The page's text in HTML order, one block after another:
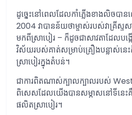
ដូច្នេះនៅពេលដែលកាំភ្លើងខាងលិចបាន
2004 វាបានន័យថាម្ចាស់របស់វាគ្រីស្ទស
មកពីស្រាបៀរ – ក៏ដូចជាសាវតាដែលបង្ក
វិស័យរបស់គាត់សម្រាប់គ្រឿងបន្លាស់នេ
ស្រាបៀរក្នុងតំបន់។
ជាការពិតណាស់ក្បាលក្បាលរបស់
ពិសេសដែលយើងបានសម្ភាសនៅទីនេះគឺ
ផលិតស្រាបៀរ។